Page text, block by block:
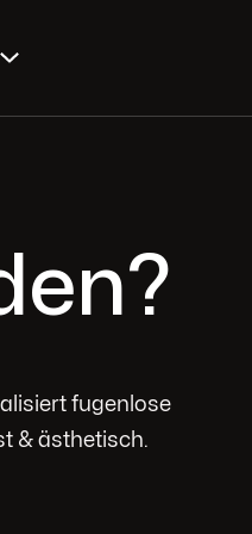
fugenlose
& ästhetisch.